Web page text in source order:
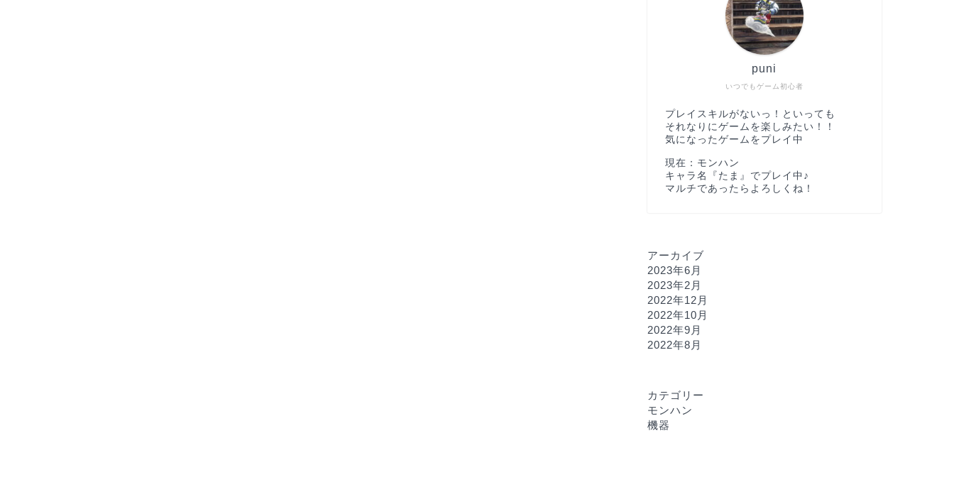
いつでもゲーム初心者
puni
プレイスキルがないっ！といっても
それなりにゲームを楽しみたい！！
気になったゲームをプレイ中
現在：モンハン
キャラ名『たま』でプレイ中♪
マルチであったらよろしくね！
アーカイブ
2023年6月
2023年2月
2022年12月
2022年10月
2022年9月
2022年8月
カテゴリー
モンハン
機器